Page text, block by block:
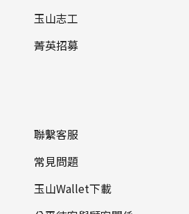
玉山志工
菁英招募
聯繫客服
常見問題
玉山Wallet下載